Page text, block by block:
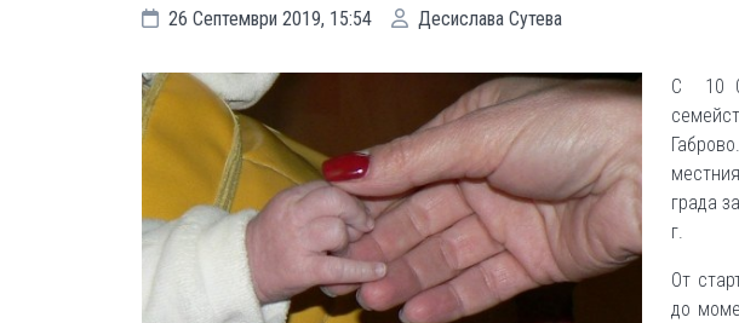
26 Септември 2019, 15:54 Десислава Сутева
С 10
града
г.
От
до